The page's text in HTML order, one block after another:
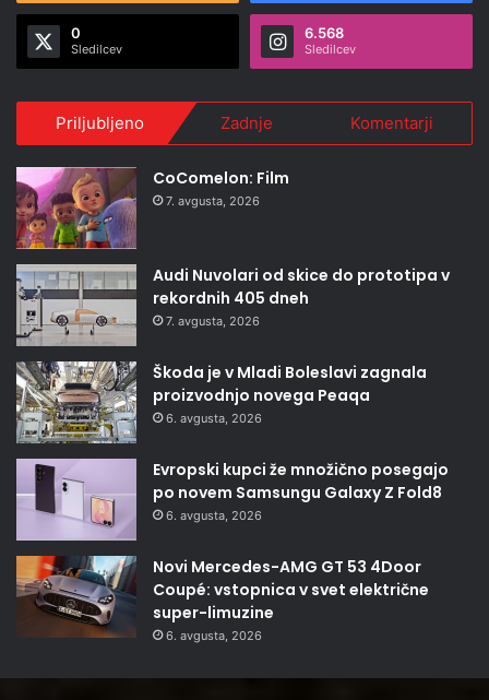
0
Sledilcev
6.568
Sledilcev
Priljubljeno Zadnje Komentarji
CoComelon: Film
7. avgusta, 2026
Audi Nuvolari od skice do prototipa v
rekordnih 405 dneh
7. avgusta, 2026
Škoda je v Mladi Boleslavi zagnala
proizvodnjo novega Peaqa
6. avgusta, 2026
Evropski kupci že množično posegajo
po novem Samsungu Galaxy Z Fold8
6. avgusta, 2026
Novi Mercedes-AMG GT 53 4Door
Coupé: vstopnica v svet električne
super-limuzine
6. avgusta, 2026